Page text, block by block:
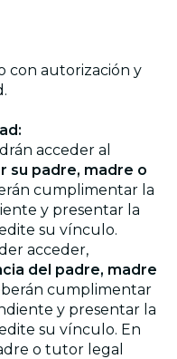
con autorización y
acceder al
su padre, madre o
cumplimentar la
y presentar la
su vínculo.
acceder,
del padre, madre
cumplimentar
y presentar la
su vínculo. En
o tutor legal